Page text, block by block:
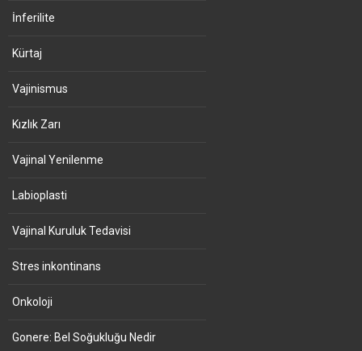
İnferilite
Kürtaj
Vajinismus
Kızlık Zarı
Vajinal Yenilenme
Labioplasti
Vajinal Kuruluk Tedavisi
Stres inkontinans
Onkoloji
Gonere: Bel Soğukluğu Nedir